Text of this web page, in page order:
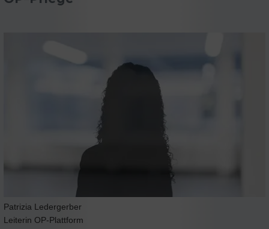
Patrizia Ledergerber
Leiterin OP-Plattform